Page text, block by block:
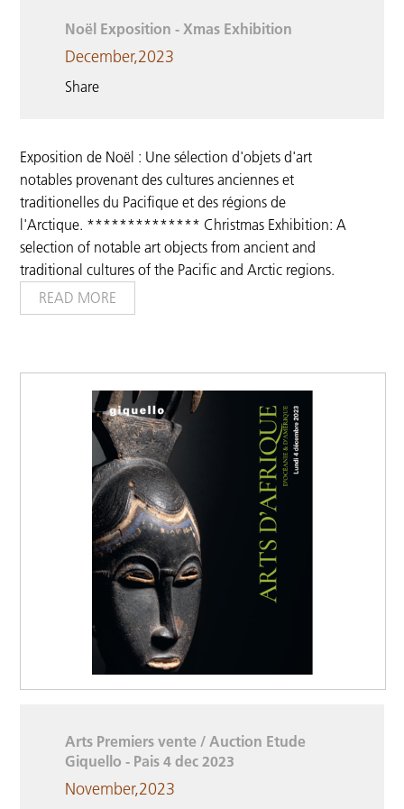
Noël Exposition - Xmas Exhibition
December,2023
Share
Exposition de Noël : Une sélection d'objets d'art
notables provenant des cultures anciennes et
traditionelles du Pacifique et des régions de
l'Arctique. ************** Christmas Exhibition: A
selection of notable art objects from ancient and
traditional cultures of the Pacific and Arctic regions.
READ MORE
Arts Premiers vente / Auction Etude
Giquello - Pais 4 dec 2023
November,2023